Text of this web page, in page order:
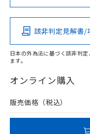
Pb Hg
O
在庫等で未対応品が
問い合わせください。
こ
その他の認証
該非判定見解書/
日本の外為法に基づく該非判
ます。
オンライン購入
販売価格（税込）